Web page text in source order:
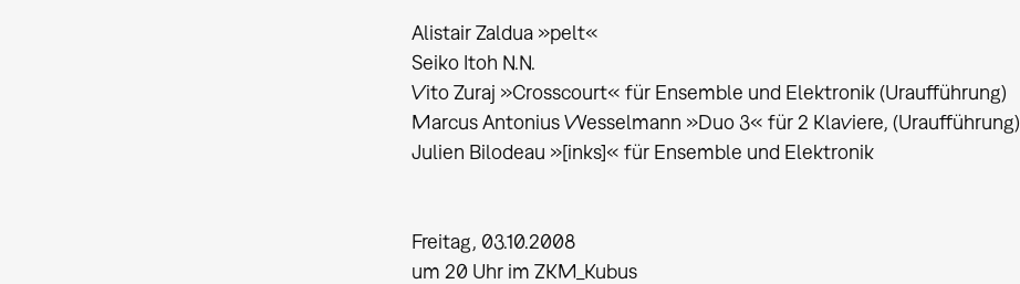
Alistair Zaldua »pelt«
Seiko Itoh N.N.
Vito Zuraj »Crosscourt« für Ensemble und Elektronik (Uraufführung)
Marcus Antonius Wesselmann »Duo 3« für 2 Klaviere, (Uraufführung)
Julien Bilodeau »[inks]« für Ensemble und Elektronik
Freitag, 03.10.2008
um 20 Uhr im ZKM_Kubus